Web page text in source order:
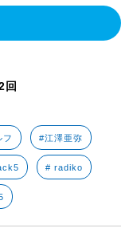
回
フ #江澤亜弥
# radiko